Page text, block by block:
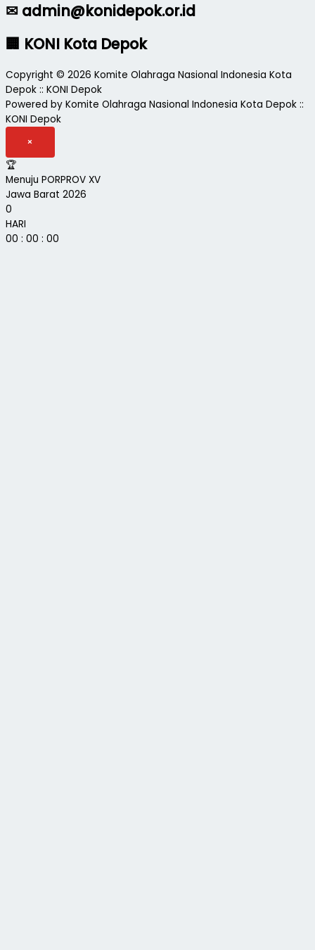
✉ admin@konidepok.or.id
🏢 KONI Kota Depok
Copyright © 2026 Komite Olahraga Nasional Indonesia Kota
Depok :: KONI Depok
Powered by Komite Olahraga Nasional Indonesia Kota Depok ::
KONI Depok
×
🏆
Menuju PORPROV XV
Jawa Barat 2026
0
HARI
00 : 00 : 00